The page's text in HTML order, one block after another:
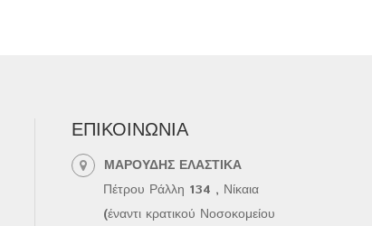
ΕΠΙΚΟΙΝΩΝΊΑ
ΜΑΡΟΥΔΗΣ ΕΛΑΣΤΙΚΑ
Πέτρου Ράλλη 134 , Νίκαια
(έναντι κρατικού Νοσοκομείου